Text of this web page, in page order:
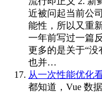
近被问起当前公
能性，所以又重
一年前写过一篇
更多的是关于“没
也并…
从一次性能优化
都知道，Vue 数